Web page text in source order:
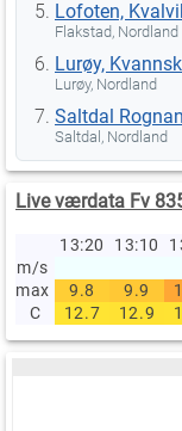
Lofoten,
Flakstad, Nordland
Lurøy,
Lurøy, Nordland
Saltdal
Saltdal, Nordland
Live værdata Fv
13:20 13:10
m/s
max
9.8 9.9
C
12.7 12.9